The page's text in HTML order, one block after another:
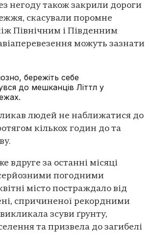
негоду також закрили дороги
скасували поромне
Північним і Південним
можуть зазнати
бережіть себе
до мешканців Літтл у
людей не наближатися до
кількох годин до та
вдруге за останні місяці
погодними
місто постраждало від
спричиненої рекордними
зсуви ґрунту,
та призвела до загибелі